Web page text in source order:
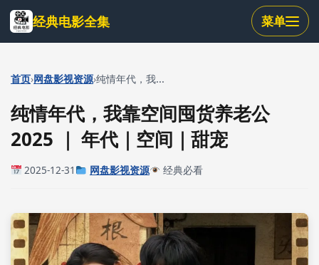
跳
到
主
内
经典电影全集 菜单
首页›网盘影视资源›纯情年代，我...
纯情年代，我靠空间囤货养老公
2025 ｜ 年代｜空间｜甜宠
2025-12-31 网盘影视资源 经典必看